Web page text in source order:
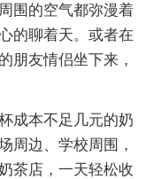
围的空气都弥漫着
的聊着天。或者在
朋友情侣坐下来，
成本不足几元的奶
周边、学校周围，
茶店，一天轻松收